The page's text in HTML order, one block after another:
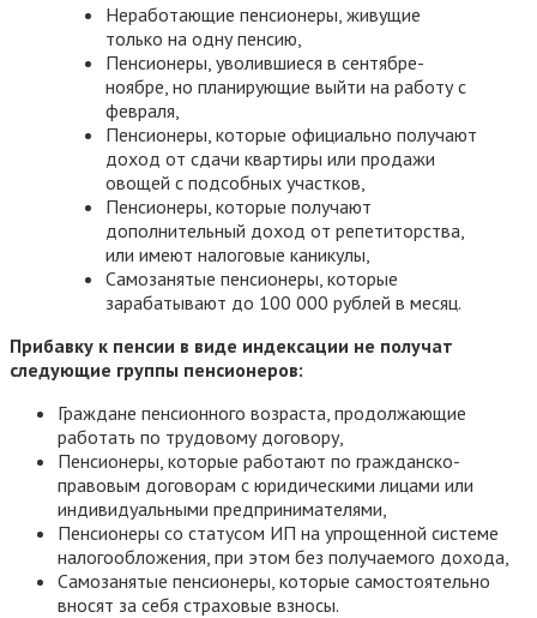
Неработающие пенсионеры, живущие
только на одну пенсию,
Пенсионеры, уволившиеся в сентябре-
ноябре, но планирующие выйти на работу с
февраля,
Пенсионеры, которые официально получают
доход от сдачи квартиры или продажи
овощей с подсобных участков,
Пенсионеры, которые получают
дополнительный доход от репетиторства,
или имеют налоговые каникулы,
Самозанятые пенсионеры, которые
зарабатывают до 100 000 рублей в месяц.
Прибавку к пенсии в виде индексации не получат
следующие группы пенсионеров:
Граждане пенсионного возраста, продолжающие
работать по трудовому договору,
Пенсионеры, которые работают по гражданско-
правовым договорам с юридическими лицами или
индивидуальными предпринимателями,
Пенсионеры со статусом ИП на упрощенной системе
налогообложения, при этом без получаемого дохода,
Самозанятые пенсионеры, которые самостоятельно
вносят за себя страховые взносы.